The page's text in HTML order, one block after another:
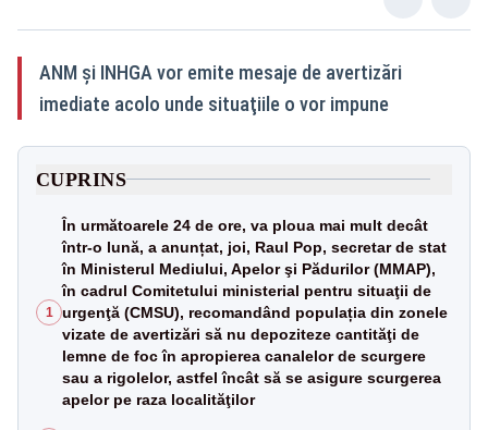
ANM şi INHGA vor emite mesaje de avertizări
imediate acolo unde situaţiile o vor impune
CUPRINS
1
În următoarele 24 de ore, va ploua mai mult decât
într-o lună, a anunțat, joi, Raul Pop, secretar de stat
în Ministerul Mediului, Apelor şi Pădurilor (MMAP),
în cadrul Comitetului ministerial pentru situaţii de
urgenţă (CMSU), recomandând populația din zonele
vizate de avertizări să nu depoziteze cantităţi de
lemne de foc în apropierea canalelor de scurgere
sau a rigolelor, astfel încât să se asigure scurgerea
apelor pe raza localităţilor